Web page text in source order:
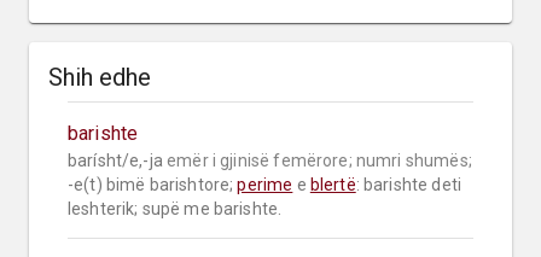
Shih edhe
barishte
barísht/e,-ja emër i gjinisë femërore; numri shumës;
-e(t) bimë barishtore; perime e blertë: barishte deti
leshterik; supë me barishte.